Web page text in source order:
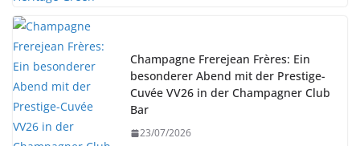
Champagne Frerejean Frères: Ein
besonderer Abend mit der Prestige-
Cuvée VV26 in der Champagner Club
Bar
23/07/2026